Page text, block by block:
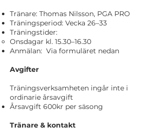
Tränare: Thomas Nilsson, PGA PRO
Träningsperiod: Vecka 26–33
Träningstider:
Onsdagar kl. 15.30–16.30
Anmälan: Via formuläret nedan
Avgifter
Träningsverksamheten ingår inte i
ordinarie årsavgift
Årsavgift 600kr per säsong
Tränare & kontakt